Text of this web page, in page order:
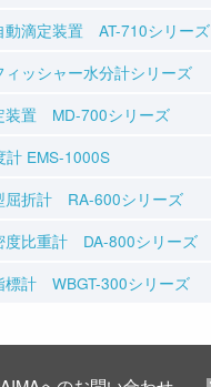
動滴定装置 AT-710シリーズ
ィッシャー水分計シリーズ
装置 MD-700シリーズ
計 EMS-1000S
屈折計 RA-600シリーズ
度比重計 DA-800シリーズ
標計 WBGT-300シリーズ